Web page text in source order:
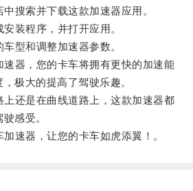
索并下载这款加速器应用。
程序，并打开应用。
和调整加速器参数。
器，您的卡车将拥有更快的加速能
极大的提高了驾驶乐趣。
还是在曲线道路上，这款加速器都
感受。
器，让您的卡车如虎添翼！。